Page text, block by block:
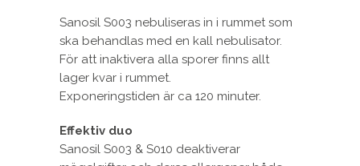
Sanosil S003 nebuliseras in i rummet som
ska behandlas med en kall nebulisator.
För att inaktivera alla sporer finns allt
lager kvar i rummet.
Exponeringstiden är ca 120 minuter.
Effektiv duo
Sanosil S003 & S010 deaktiverar